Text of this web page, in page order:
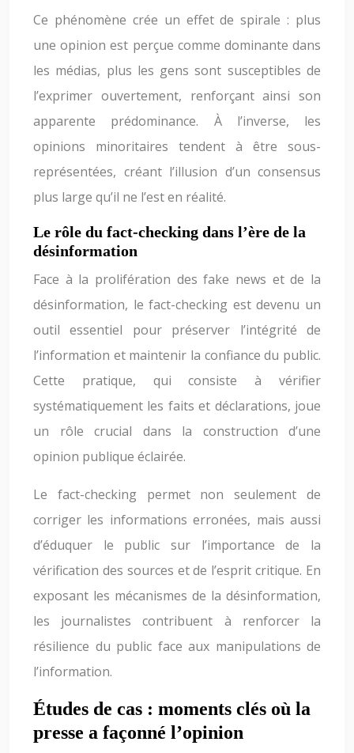
Ce phénomène crée un effet de spirale : plus
une opinion est perçue comme dominante dans
les médias, plus les gens sont susceptibles de
l’exprimer ouvertement, renforçant ainsi son
apparente prédominance. À l’inverse, les
opinions minoritaires tendent à être sous-
représentées, créant l’illusion d’un consensus
plus large qu’il ne l’est en réalité.
Le rôle du fact-checking dans l’ère de la
désinformation
Face à la prolifération des fake news et de la
désinformation, le fact-checking est devenu un
outil essentiel pour préserver l’intégrité de
l’information et maintenir la confiance du public.
Cette pratique, qui consiste à vérifier
systématiquement les faits et déclarations, joue
un rôle crucial dans la construction d’une
opinion publique éclairée.
Le fact-checking permet non seulement de
corriger les informations erronées, mais aussi
d’éduquer le public sur l’importance de la
vérification des sources et de l’esprit critique. En
exposant les mécanismes de la désinformation,
les journalistes contribuent à renforcer la
résilience du public face aux manipulations de
l’information.
Études de cas : moments clés où la
presse a façonné l’opinion